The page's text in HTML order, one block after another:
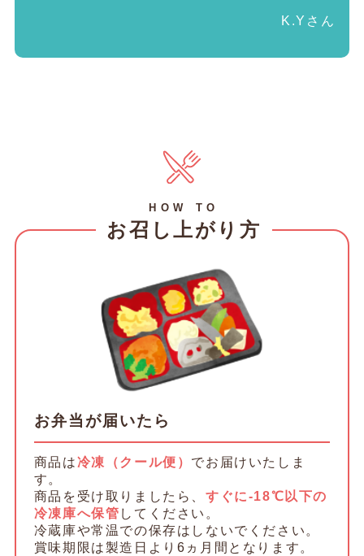
K.Yさん
HOW TO
お召し上がり方
お弁当が届いたら
商品は冷凍（クール便） でお届けいたしま
す。
商品を受け取りましたら、すぐに-18℃以下の
冷凍庫へ保管 してください。
冷蔵庫や常温での保存はしないでください。
賞味期限は製造日より6ヵ月間となります。